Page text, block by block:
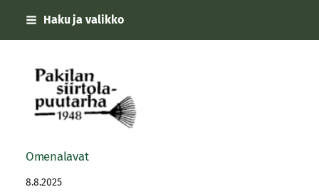
Siirry
sisältöön
Haku ja valikko
Pakilan siirtolapuutarha
Omenalavat
8.8.2025